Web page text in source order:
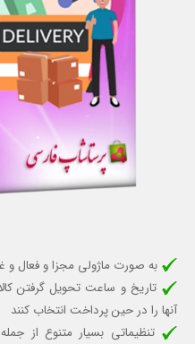
به صورت ماژولی مجزا و فعال و
تاریخ و ساعت تحویل گرفتن
آنها را در حین پرداخت انتخاب کنند
تنظیماتی بسیار متنوع از